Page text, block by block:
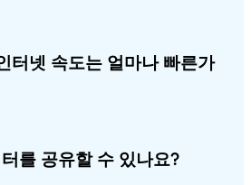
터넷 속도는 얼마나 빠른가
를 공유할 수 있나요?